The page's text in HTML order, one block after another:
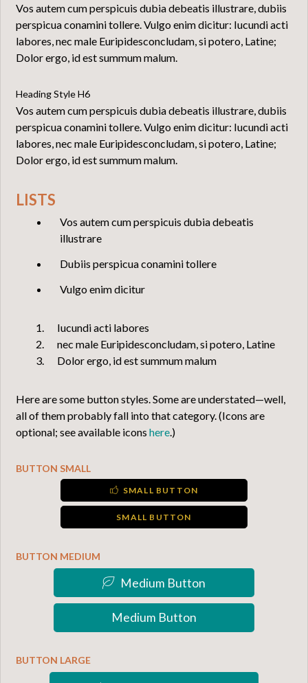
Vos autem cum perspicuis dubia debeatis illustrare, dubiis
perspicua conamini tollere. Vulgo enim dicitur: Iucundi acti
labores, nec male Euripidesconcludam, si potero, Latine;
Dolor ergo, id est summum malum.
Heading Style H6
Vos autem cum perspicuis dubia debeatis illustrare, dubiis
perspicua conamini tollere. Vulgo enim dicitur: Iucundi acti
labores, nec male Euripidesconcludam, si potero, Latine;
Dolor ergo, id est summum malum.
LISTS
Vos autem cum perspicuis dubia debeatis
illustrare
Dubiis perspicua conamini tollere
Vulgo enim dicitur
Iucundi acti labores
nec male Euripidesconcludam, si potero, Latine
Dolor ergo, id est summum malum
Here are some button styles. Some are understated—well,
all of them probably fall into that category. (Icons are
optional; see available iconshere .)
BUTTON SMALL
SMALL BUTTON
SMALL BUTTON
BUTTON MEDIUM
Medium Button
Medium Button
BUTTON LARGE